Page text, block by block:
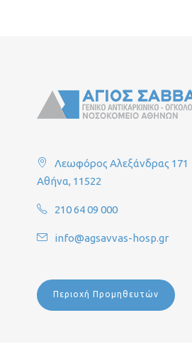
Λεωφόρος Αλεξάνδρας 171
Αθήνα, 11522
210 64 09 000
info@agsavvas-hosp.gr
Περιοχή Προμηθευτών